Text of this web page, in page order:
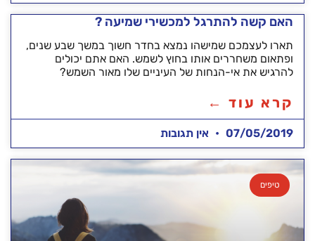
האם קשה להתרגל למכשירי שמיעה ?
תארו לעצמכם שמישהו נמצא בחדר חשוך במשך שבע שנים,
ופתאום משחררים אותו בחוץ לשמש. האם אתם יכולים
להרגיש את אי-הנחות של העיניים שלו מאור השמש?
קרא עוד ←
07/05/2019 אין תגובות
טיפים